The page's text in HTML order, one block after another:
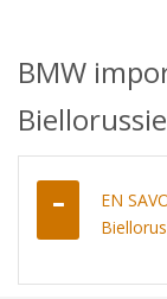
BMW
Biellorussie
EN